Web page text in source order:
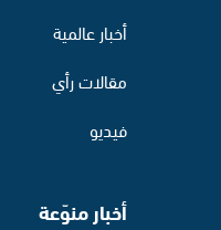
أخبار عالمية
مقالات رأي
فيديو
أخبار منوّعة